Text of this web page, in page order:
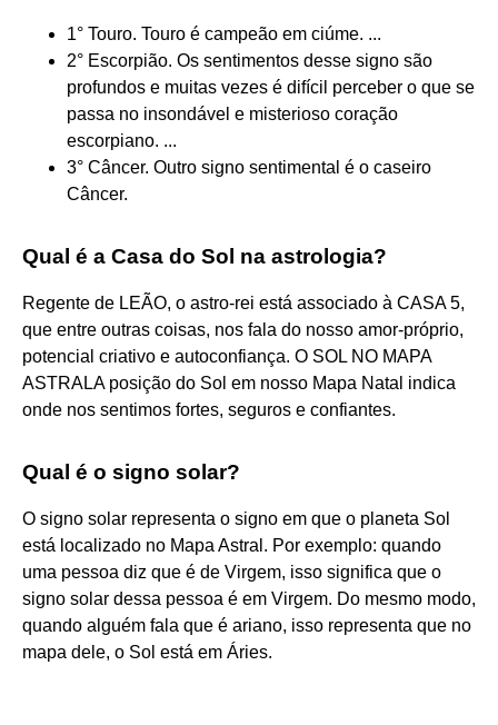
1° Touro. Touro é campeão em ciúme. ...
2° Escorpião. Os sentimentos desse signo são
profundos e muitas vezes é difícil perceber o que se
passa no insondável e misterioso coração
escorpiano. ...
3° Câncer. Outro signo sentimental é o caseiro
Câncer.
Qual é a Casa do Sol na astrologia?
Regente de LEÃO, o astro-rei está associado à CASA 5,
que entre outras coisas, nos fala do nosso amor-próprio,
potencial criativo e autoconfiança. O SOL NO MAPA
ASTRALA posição do Sol em nosso Mapa Natal indica
onde nos sentimos fortes, seguros e confiantes.
Qual é o signo solar?
O signo solar representa o signo em que o planeta Sol
está localizado no Mapa Astral. Por exemplo: quando
uma pessoa diz que é de Virgem, isso significa que o
signo solar dessa pessoa é em Virgem. Do mesmo modo,
quando alguém fala que é ariano, isso representa que no
mapa dele, o Sol está em Áries.